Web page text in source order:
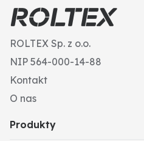
ROLTEX Sp. z o.o.
NIP 564-000-14-88
Kontakt
O nas
Produkty